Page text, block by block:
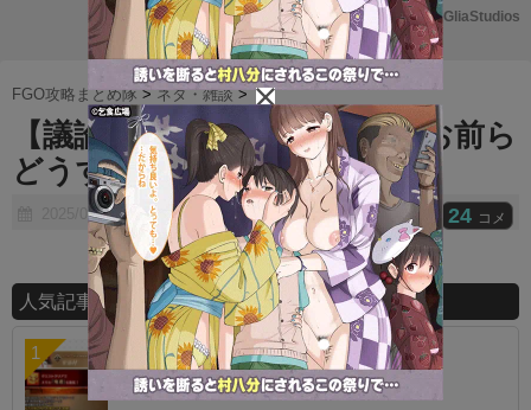
M
u
t
e
Powered by GliaStudios
FGO攻略まとめ隊 >ネタ・雑談 >
【議論】実際FGOサ終したらお前ら
どうするの？
2025/08/07 24 コメ
人気記事ランキング
【指摘】卑弥呼の強化はぶっ壊れじゃない？